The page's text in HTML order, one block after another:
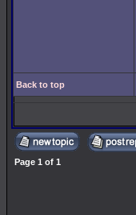
Back to top
Page 1 of 1